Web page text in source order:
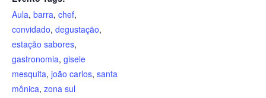
Aula, barra, chef,
convidado, degustação,
estação sabores,
gastronomia, gisele
mesquita, joão carlos, santa
mônica, zona sul